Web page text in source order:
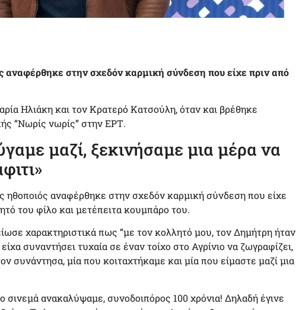
αναφέρθηκε στην σχεδόν καρμική σύνδεση που είχε πριν από
Ηλιάκη και τον Κρατερό Κατσούλη, όταν και βρέθηκε
“Νωρίς νωρίς” στην ΕΡΤ.
μαζί, ξεκινήσαμε μια μέρα να
ηθοποιός αναφέρθηκε στην σχεδόν καρμική σύνδεση που είχε
του φίλο και μετέπειτα κουμπάρο του.
χαρακτηριστικά πως “με τον κολλητό μου, τον Δημήτρη ήταν
συναντήσει τυχαία σε έναν τοίχο στο Αγρίνιο να ζωγραφίζει,
συνάντησα, μία που κοιταχτήκαμε και μία που είμαστε μαζί μια
σινεμά ανακαλύψαμε, συνοδοιπόρος 100 χρόνια! Δηλαδή έγινε